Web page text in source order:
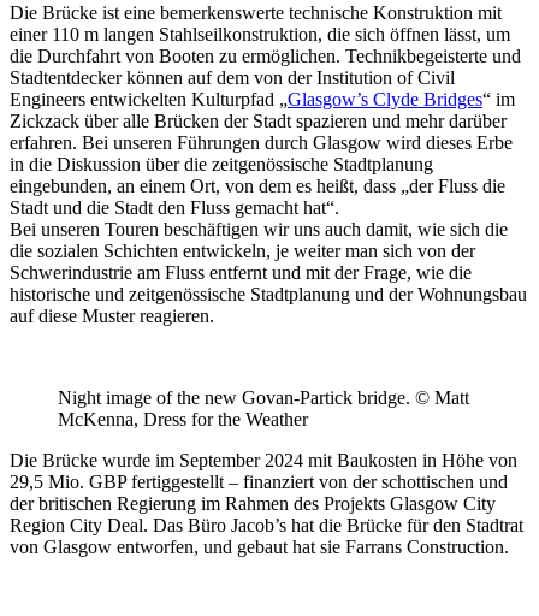
Die Brücke ist eine bemerkenswerte technische Konstruktion mit
einer 110 m langen Stahlseilkonstruktion, die sich öffnen lässt, um
die Durchfahrt von Booten zu ermöglichen. Technikbegeisterte und
Stadtentdecker können auf dem von der Institution of Civil
Engineers entwickelten Kulturpfad „Glasgow’s Clyde Bridges“ im
Zickzack über alle Brücken der Stadt spazieren und mehr darüber
erfahren. Bei unseren Führungen durch Glasgow wird dieses Erbe
in die Diskussion über die zeitgenössische Stadtplanung
eingebunden, an einem Ort, von dem es heißt, dass „der Fluss die
Stadt und die Stadt den Fluss gemacht hat“.
Bei unseren Touren beschäftigen wir uns auch damit, wie sich die
die sozialen Schichten entwickeln, je weiter man sich von der
Schwerindustrie am Fluss entfernt und mit der Frage, wie die
historische und zeitgenössische Stadtplanung und der Wohnungsbau
auf diese Muster reagieren.
Night image of the new Govan-Partick bridge. © Matt
McKenna, Dress for the Weather
Die Brücke wurde im September 2024 mit Baukosten in Höhe von
29,5 Mio. GBP fertiggestellt – finanziert von der schottischen und
der britischen Regierung im Rahmen des Projekts Glasgow City
Region City Deal. Das Büro Jacob’s hat die Brücke für den Stadtrat
von Glasgow entworfen, und gebaut hat sie Farrans Construction.